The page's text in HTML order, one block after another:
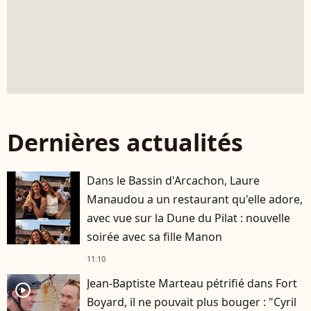
Dernières actualités
Dans le Bassin d'Arcachon, Laure
Manaudou a un restaurant qu'elle adore,
avec vue sur la Dune du Pilat : nouvelle
soirée avec sa fille Manon
11:10
player2
Jean-Baptiste Marteau pétrifié dans Fort
Boyard, il ne pouvait plus bouger : "Cyril